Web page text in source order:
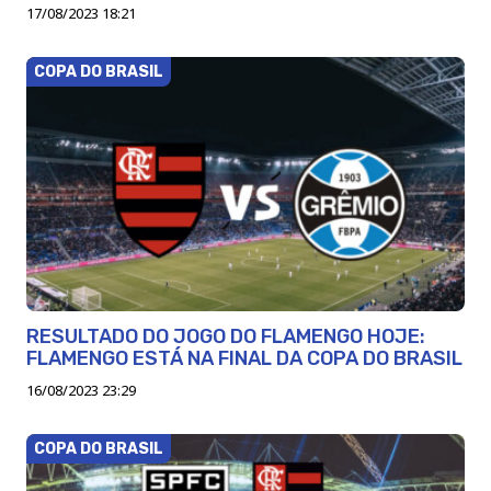
17/08/2023 18:21
COPA DO BRASIL
RESULTADO DO JOGO DO FLAMENGO HOJE:
FLAMENGO ESTÁ NA FINAL DA COPA DO BRASIL
16/08/2023 23:29
COPA DO BRASIL